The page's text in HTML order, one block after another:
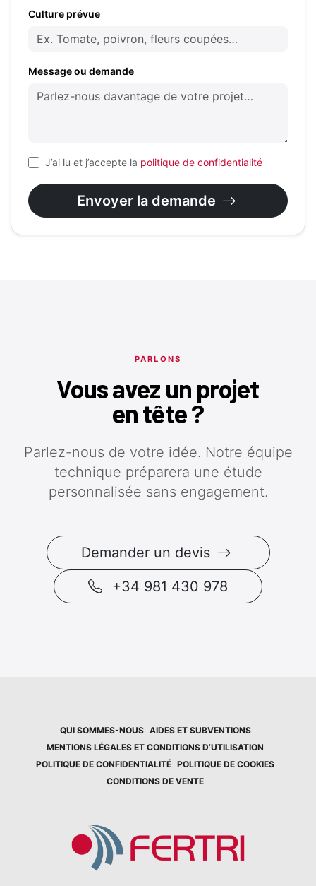
Culture prévue
Message ou demande
J’ai lu et j’accepte la politique de confidentialité
Envoyer la demande
PARLONS
Vous avez un projet
en tête ?
Parlez-nous de votre idée. Notre équipe
technique préparera une étude
personnalisée sans engagement.
Demander un devis
+34 981 430 978
QUI SOMMES-NOUS AIDES ET SUBVENTIONS
MENTIONS LÉGALES ET CONDITIONS D’UTILISATION
POLITIQUE DE CONFIDENTIALITÉ POLITIQUE DE COOKIES
CONDITIONS DE VENTE